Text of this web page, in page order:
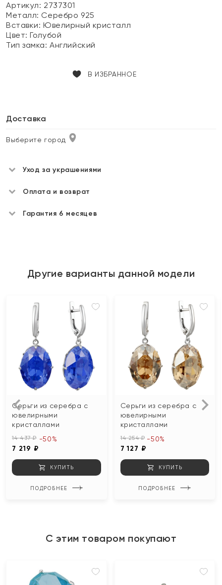
Артикул: 2737301
Металл: Серебро 925
Вставки:Ювелирный кристалл
Цвет:Голубой
Тип замка:Английский
В ИЗБРАННОЕ
Доставка
Выберите город
Уход за украшениями
Оплата и возврат
Гарантия 6 месяцев
Другие варианты данной модели
Серьги из серебра с
ювелирными
кристаллами
14 437 ₽
7 219 ₽
-50%
КУПИТЬ
ПОДРОБНЕЕ
Серьги из серебра с
ювелирными
кристаллами
14 254 ₽
7 127 ₽
-50%
КУПИТЬ
ПОДРОБНЕЕ
С этим товаром покупают